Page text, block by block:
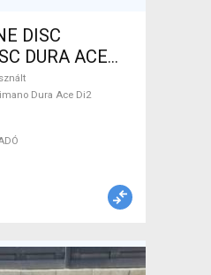
DISC
DURA ACE
Országúti
Ace Di2
ELADÓ
Dura Ace Di2